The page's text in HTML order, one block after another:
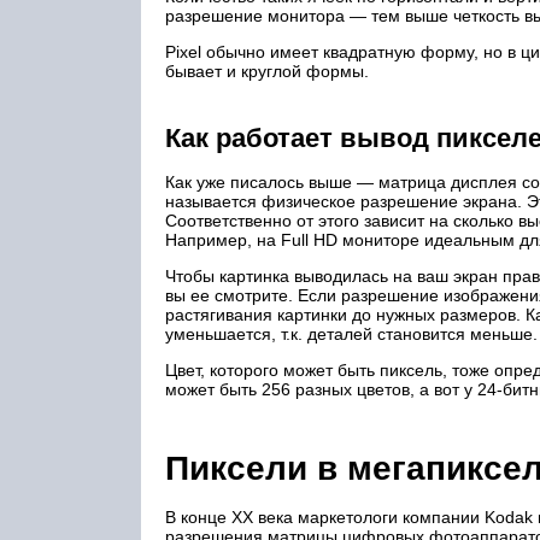
разрешение монитора — тем выше четкость
Pixel обычно имеет квадратную форму, но в
бывает и круглой формы.
Как работает вывод
Как уже писалось выше — матрица дисплея
называется физическое разрешение экрана.
Соответственно от этого зависит на сколько
Например, на Full HD мониторе идеальным
Чтобы картинка выводилась на ваш экран
вы ее смотрите. Если разрешение
растягивания картинки до нужных
уменьшается, т.к. деталей становится меньше.
Цвет, которого может быть пиксель, тоже
может быть 256 разных цветов, а вот у 24-
Пиксели в
В конце ХХ века маркетологи компании